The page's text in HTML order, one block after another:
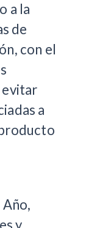
a la
de
con el
a
y